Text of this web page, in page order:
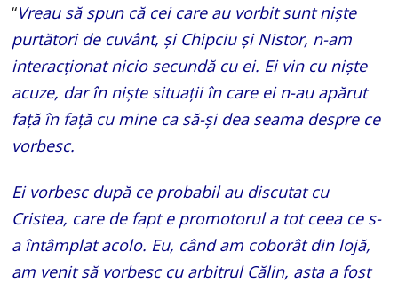
“Vreau să spun că cei care au vorbit sunt niște
purtători de cuvânt, și Chipciu și Nistor, n-am
interacționat nicio secundă cu ei. Ei vin cu niște
acuze, dar în niște situații în care ei n-au apărut
față în față cu mine ca să-și dea seama despre ce
vorbesc.
Ei vorbesc după ce probabil au discutat cu
Cristea, care de fapt e promotorul a tot ceea ce s-
a întâmplat acolo. Eu, când am coborât din lojă,
am venit să vorbesc cu arbitrul Călin, asta a fost